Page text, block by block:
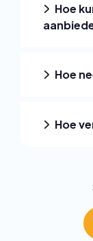
Hoe
Hoe
Hoe